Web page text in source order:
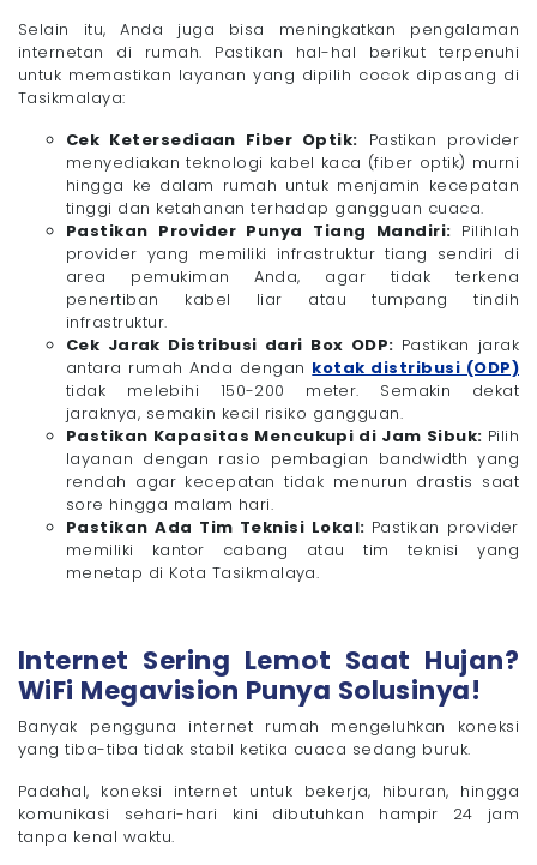
Selain itu, Anda juga bisa meningkatkan pengalaman
internetan di rumah. Pastikan hal-hal berikut terpenuhi
untuk memastikan layanan yang dipilih cocok dipasang di
Tasikmalaya:
Cek Ketersediaan Fiber Optik: Pastikan provider
menyediakan teknologi kabel kaca (fiber optik) murni
hingga ke dalam rumah untuk menjamin kecepatan
tinggi dan ketahanan terhadap gangguan cuaca.
Pastikan Provider Punya Tiang Mandiri: Pilihlah
provider yang memiliki infrastruktur tiang sendiri di
area pemukiman Anda, agar tidak terkena
penertiban kabel liar atau tumpang tindih
infrastruktur.
Cek Jarak Distribusi dari Box ODP: Pastikan jarak
antara rumah Anda dengan kotak distribusi (ODP)
tidak melebihi 150-200 meter. Semakin dekat
jaraknya, semakin kecil risiko gangguan.
Pastikan Kapasitas Mencukupi di Jam Sibuk: Pilih
layanan dengan rasio pembagian bandwidth yang
rendah agar kecepatan tidak menurun drastis saat
sore hingga malam hari.
Pastikan Ada Tim Teknisi Lokal: Pastikan provider
memiliki kantor cabang atau tim teknisi yang
menetap di Kota Tasikmalaya.
Internet Sering Lemot Saat Hujan?
WiFi Megavision Punya Solusinya!
Banyak pengguna internet rumah mengeluhkan koneksi
yang tiba-tiba tidak stabil ketika cuaca sedang buruk.
Padahal, koneksi internet untuk bekerja, hiburan, hingga
komunikasi sehari-hari kini dibutuhkan hampir 24 jam
tanpa kenal waktu.